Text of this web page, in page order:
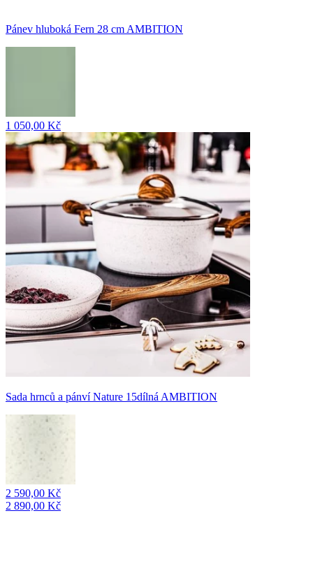
Pánev hluboká Fern 28 cm AMBITION
1 050,00 Kč
Sada hrnců a pánví Nature 15dílná AMBITION
2 590,00 Kč
2 890,00 Kč